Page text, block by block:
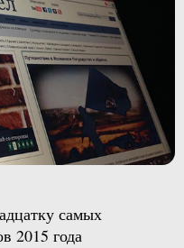
самых
2015 года